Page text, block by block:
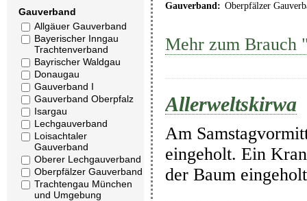
Gauverband
Allgäuer Gauverband
Bayerischer Inngau
Trachtenverband
Bayrischer Waldgau
Donaugau
Gauverband I
Gauverband Oberpfalz
Isargau
Lechgauverband
Loisachtaler
Gauverband
Oberer Lechgauverband
Oberpfälzer Gauverband
Trachtengau München
und Umgebung
Gauverband: Oberpfälzer
Mehr zum Brauch
Allerweltskirwa
Am
eingeholt. Ein
der Baum